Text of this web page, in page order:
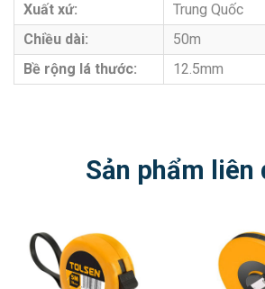
Xuất xứ:
Trung Quốc
Chiều dài:
50m
Bề rộng lá thước:
12.5mm
Sản phẩm liên